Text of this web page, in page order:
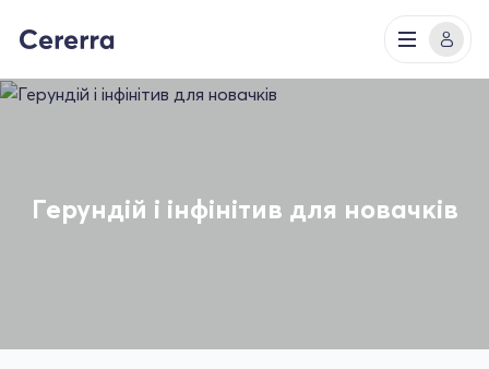
Герундій і інфінітив для новачків